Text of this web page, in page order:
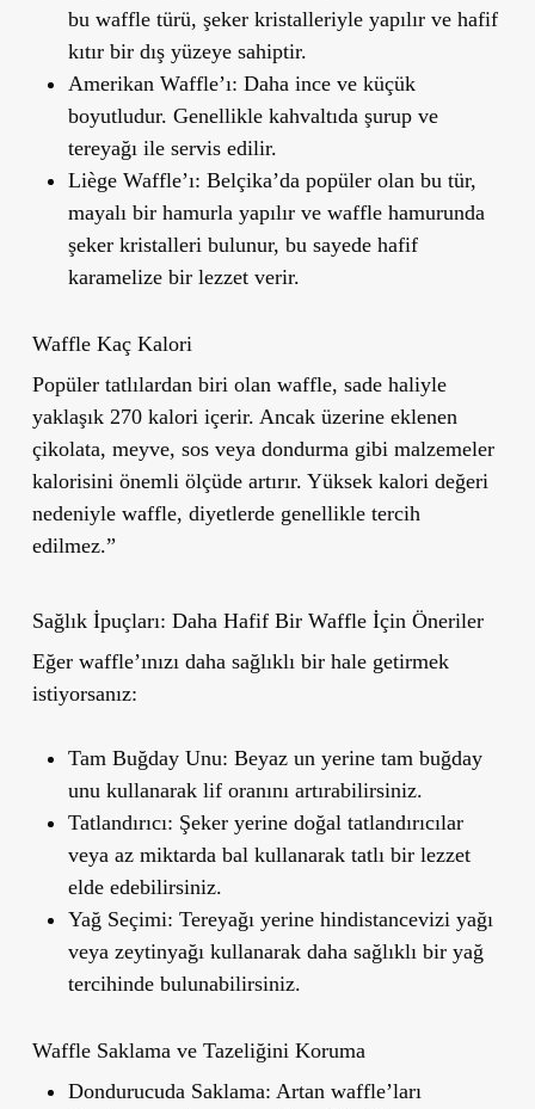
bu waffle türü, şeker kristalleriyle yapılır ve hafif
kıtır bir dış yüzeye sahiptir.
Amerikan Waffle’ı: Daha ince ve küçük
boyutludur. Genellikle kahvaltıda şurup ve
tereyağı ile servis edilir.
Liège Waffle’ı: Belçika’da popüler olan bu tür,
mayalı bir hamurla yapılır ve waffle hamurunda
şeker kristalleri bulunur, bu sayede hafif
karamelize bir lezzet verir.
Waffle Kaç Kalori
Popüler tatlılardan biri olan waffle, sade haliyle
yaklaşık 270 kalori içerir. Ancak üzerine eklenen
çikolata, meyve, sos veya dondurma gibi malzemeler
kalorisini önemli ölçüde artırır. Yüksek kalori değeri
nedeniyle waffle, diyetlerde genellikle tercih
edilmez.”
Sağlık İpuçları: Daha Hafif Bir Waffle İçin Öneriler
Eğer waffle’ınızı daha sağlıklı bir hale getirmek
istiyorsanız:
Tam Buğday Unu: Beyaz un yerine tam buğday
unu kullanarak lif oranını artırabilirsiniz.
Tatlandırıcı: Şeker yerine doğal tatlandırıcılar
veya az miktarda bal kullanarak tatlı bir lezzet
elde edebilirsiniz.
Yağ Seçimi: Tereyağı yerine hindistancevizi yağı
veya zeytinyağı kullanarak daha sağlıklı bir yağ
tercihinde bulunabilirsiniz.
Waffle Saklama ve Tazeliğini Koruma
Dondurucuda Saklama: Artan waffle’ları